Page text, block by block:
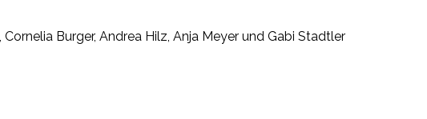
Burger, Andrea Hilz, Anja Meyer und Gabi Stadtler